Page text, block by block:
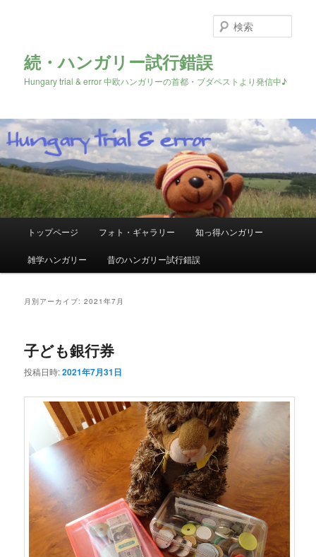
続・ハンガリー試行錯誤
Hungary trial & error 中欧ハンガリーの首都・ブダペストより発信中♪
索
メ
イ
ン
へ
移
サ
ブ
テ
移
動
トップページ フォト・ギャラリー 知っ得ハンガリー
雑学ハンガリー 昔のハンガリー試行錯誤
月別アーカイブ:2021年7月
子ども銀行券
投稿日時:2021年7月31日